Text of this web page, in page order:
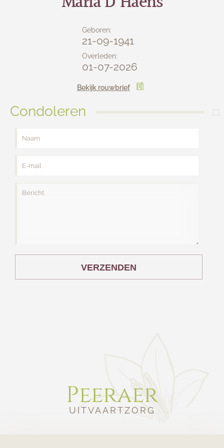
Geboren:
21-09-1941
Overleden:
01-07-2026
Bekijk rouwbrief
Condoleren
VERZENDEN
Peeraer
UITVAARTZORG